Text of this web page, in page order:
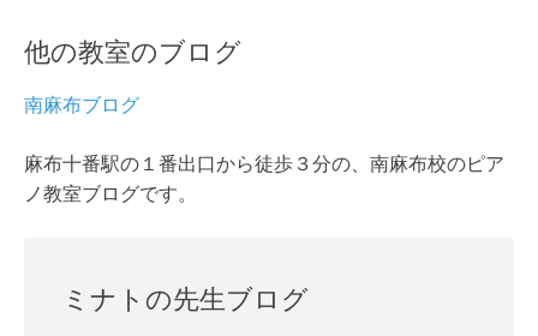
他の教室のブログ
南麻布ブログ
麻布十番駅の１番出口から徒歩３分の、南麻布校のピア
ノ教室ブログです。
ミナトの先生ブログ